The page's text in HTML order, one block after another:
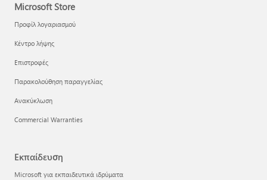
Microsoft Store
Προφίλ λογαριασμού
Κέντρο λήψης
Επιστροφές
Παρακολούθηση παραγγελίας
Ανακύκλωση
Commercial Warranties
Εκπαίδευση
Microsoft για εκπαιδευτικά ιδρύματα